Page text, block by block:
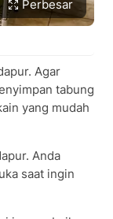
Perbesar
Agar
tabung
yang mudah
Anda
saat ingin